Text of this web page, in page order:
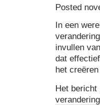
Posted
In een
invullen
dat
het
Het bericht